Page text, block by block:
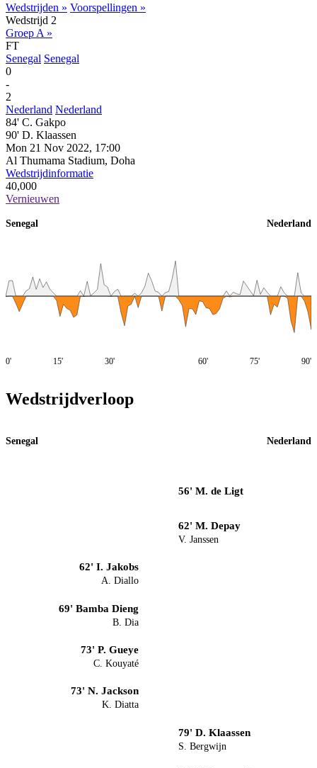
Wedstrijden » Voorspellingen »
Wedstrijd 2
Groep A »
FT
Senegal Senegal
0
-
2
Nederland Nederland
84' C. Gakpo
90' D. Klaassen
Mon 21 Nov 2022, 17:00
Al Thumama Stadium, Doha
Wedstrijdinformatie
40,000
Vernieuwen
Senegal Nederland
0' 15' 30' 60' 75' 90'
Wedstrijdverloop
Senegal Nederland
56' M. de Ligt
62' M. Depay
V. Janssen
62' I. Jakobs
A. Diallo
69' Bamba Dieng
B. Dia
73' P. Gueye
C. Kouyaté
73' N. Jackson
K. Diatta
79' D. Klaassen
S. Bergwijn